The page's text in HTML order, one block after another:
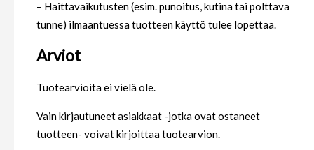
– Haittavaikutusten (esim. punoitus, kutina tai polttava
tunne) ilmaantuessa tuotteen käyttö tulee lopettaa.
Arviot
Tuotearvioita ei vielä ole.
Vain kirjautuneet asiakkaat -jotka ovat ostaneet
tuotteen- voivat kirjoittaa tuotearvion.